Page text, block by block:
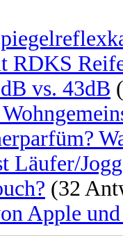
RDKS
vs. 43dB
Läufer/
(32
Apple